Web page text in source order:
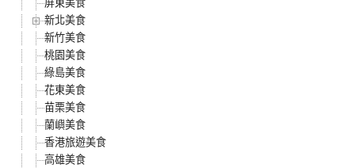
新北美食
新竹美食
桃園美食
綠島美食
花東美食
苗栗美食
蘭嶼美食
香港旅遊美食
高雄美食